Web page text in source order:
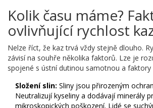
Kolik času máme?
ovlivňující rychlost
Nelze říct, že kaz trvá vždy stejně dlouho.
závisí na souhře několika faktorů. Lze je
spojené s ústní dutinou samotnou a faktory
Složení slin: Sliny jsou přirozeným
Neutralizují kyseliny a dodávají minerály
mikroskopických poškození. Lidé se